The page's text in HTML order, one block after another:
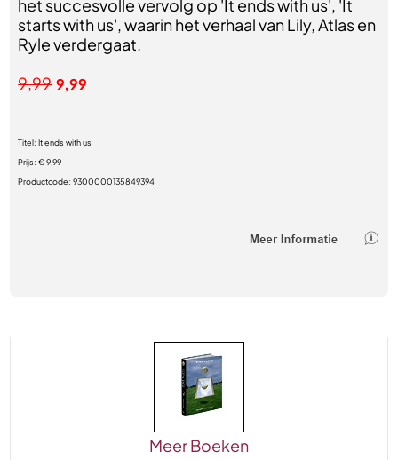
het succesvolle vervolg op 'It ends with us', 'It
starts with us', waarin het verhaal van Lily, Atlas en
Ryle verdergaat.
9,99 9,99
Titel:It ends with us
Prijs:€ 9,99
Productcode:9300000135849394
Meer Boeken